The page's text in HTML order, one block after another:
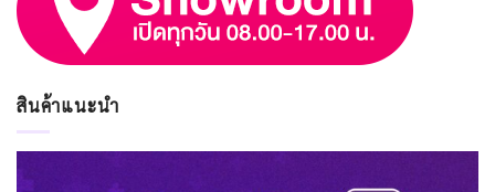
สินค้าแนะนำ